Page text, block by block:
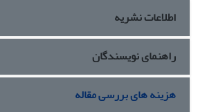
اطلاعات نشریه
راهنمای نویسندگان
هزینه های بررسی مقاله